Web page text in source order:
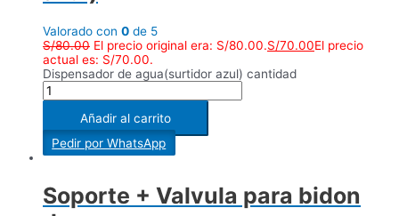
Valorado con 0 de 5
S/80.00 El precio original era: S/80.00.S/70.00El precio
actual es: S/70.00.
Dispensador de agua(surtidor azul) cantidad
Añadir al carrito
Pedir por WhatsApp
Soporte + Valvula para bidon